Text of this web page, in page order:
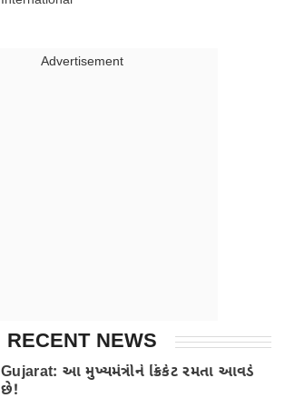
RECENT NEWS
Gujarat: આ મુખ્યમંત્રીને ક્રિકેટ રમતા આવડે
છે!